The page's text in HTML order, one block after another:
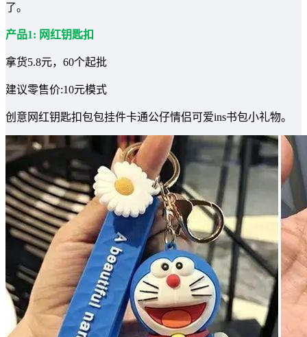
了。
产品1: 网红钥匙扣
拿货5.8元，60个起批
建议零售价:10元模式
创意网红钥匙扣包包挂件卡通公仔情侣可爱ins书包小礼物。